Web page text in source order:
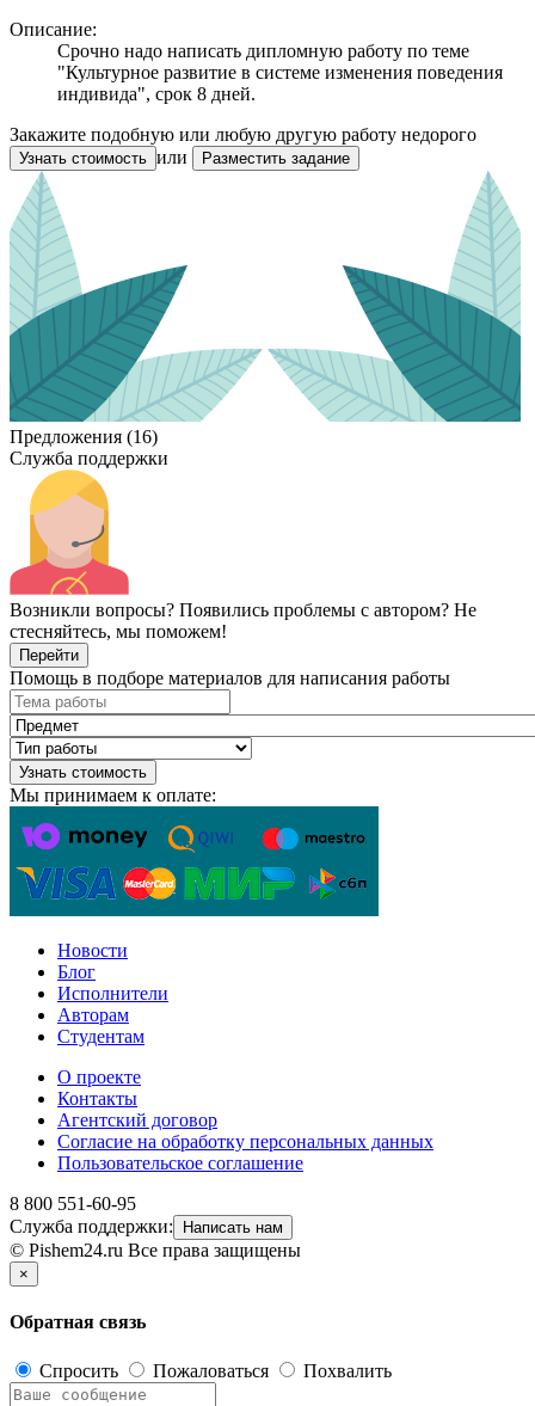
Описание:
Срочно надо написать дипломную работу по теме
"Культурное развитие в системе изменения поведения
индивида", срок 8 дней.
Закажите подобную или любую другую работу недорого
Узнать стоимость или Разместить задание
Предложения (16)
Служба поддержки
Возникли вопросы? Появились проблемы с автором? Не
стесняйтесь, мы поможем!
Перейти
Помощь в подборе материалов для написания работы
Узнать стоимость
Мы принимаем к оплате:
Новости
Блог
Исполнители
Авторам
Студентам
О проекте
Контакты
Агентский договор
Согласие на обработку персональных данных
Пользовательское соглашение
8 800 551-60-95
Служба поддержки:
Написать нам
© Pishem24.ru Все права защищены
×
Обратная связь
Спросить Пожаловаться Похвалить